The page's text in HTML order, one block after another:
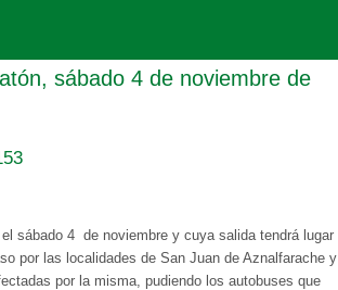
sábado 4 de noviembre de
sábado 4 de noviembre y cuya salida tendrá lugar
por las localidades de San Juan de Aznalfarache y
por la misma, pudiendo los autobuses que